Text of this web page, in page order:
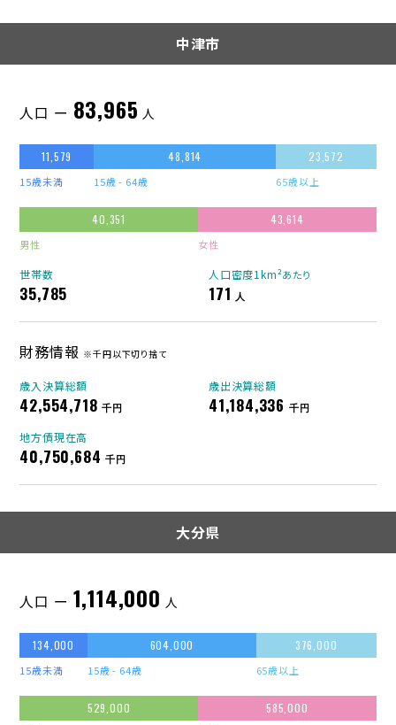
中津市
人口 ー 83,965 人
11,579
15歳未満
48,814
15歳 - 64歳
23,572
65歳以上
40,351
男性
43,614
女性
世帯数
35,785
人口密度1km²あたり
171 人
財務情報 ※千円以下切り捨て
歳入決算総額
42,554,718 千円
歳出決算総額
41,184,336 千円
地方債現在高
40,750,684 千円
大分県
人口 ー 1,114,000 人
134,000
15歳未満
604,000
15歳 - 64歳
376,000
65歳以上
529,000 585,000